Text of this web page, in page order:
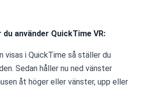
använder QuickTime VR:
visas i QuickTime så ställer du
Sedan håller nu ned vänster
åt höger eller vänster, upp eller